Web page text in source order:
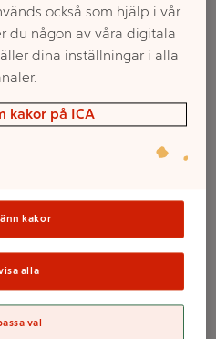
också som hjälp i vår
du någon av våra digitala
dina inställningar i alla
kakor på ICA
kakor
alla
val